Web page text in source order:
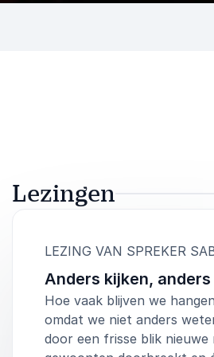
Lezingen
LEZING VAN SPREKER
Anders kijken,
Hoe vaak blijven we
omdat we niet anders
door een frisse blik